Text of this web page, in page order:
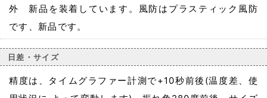
外 新品を装着しています。風防はプラスティック風防
です、新品です。
日差・サイズ
精度は、タイムグラファー計測で+10秒前後(温度差、使